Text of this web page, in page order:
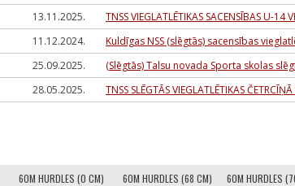
13.11.2025.
TNSS VIEGLATLĒTIKAS SACENSĪBAS U-
11.12.2024.
Kuldīgas NSS (slēgtās) sacensības
25.09.2025.
(Slēgtās) Talsu novada Sporta skolas
28.05.2025. TNSS SLĒGTĀS VIEGLATLĒTIKAS
60M HURDLES (0 CM) 60M HURDLES (68 CM) 60M HURDLES